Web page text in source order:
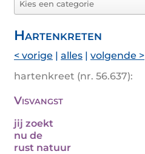
Hartenkreten
< vorige | alles | volgende >
hartenkreet (nr. 56.637):
Visvangst
jij zoekt
nu de
rust natuur